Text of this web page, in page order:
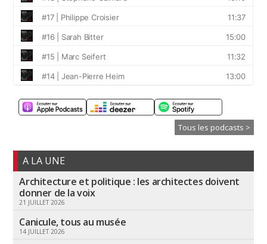
Tous les podcasts >
A LA UNE
Architecture et politique : les architectes doivent
donner de la voix
21 JUILLET 2026
Canicule, tous au musée
14 JUILLET 2026